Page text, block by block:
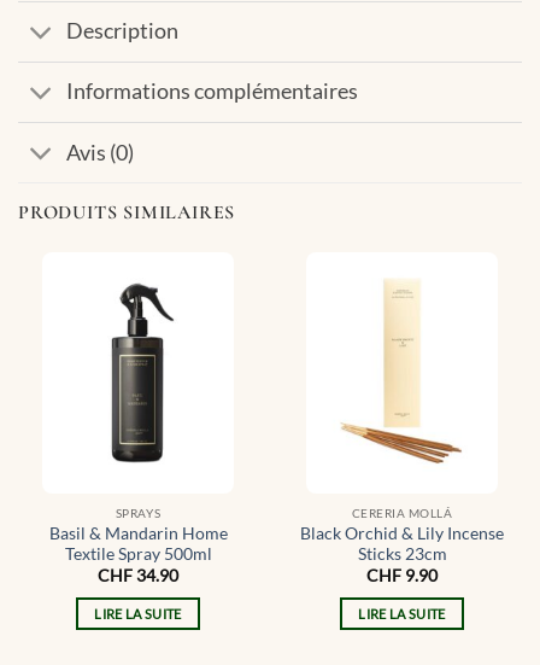
Description
Informations complémentaires
Avis (0)
PRODUITS SIMILAIRES
SPRAYS
Basil & Mandarin Home
Textile Spray 500ml
CHF34.90
LIRE LA SUITE
CERERIA MOLLÁ
Black Orchid & Lily Incense
Sticks 23cm
CHF 9.90
LIRE LA SUITE